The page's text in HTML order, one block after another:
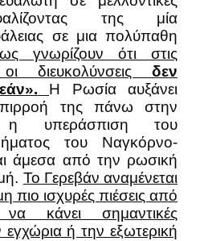
της μία
σε μια πολύπαθη
γνωρίζουν ότι στις
διευκολύνσεις δεν
Η Ρωσία αυξάνει
της πάνω στην
υπεράσπιση του
του Ναγκόρνο-
άμεσα από την ρωσική
Το Γερεβάν αναμένεται
πιο ισχυρές πιέσεις από
κάνει σημαντικές
ή την εξωτερική